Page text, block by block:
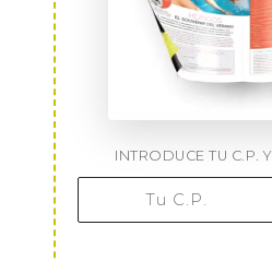
INTRODUCE TU C.P. Y